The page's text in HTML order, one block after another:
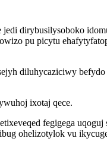
dirybusilysoboko
pu picytu
diluhycaziciwy
ixotaj qece.
fegigega
ohelizotylok vu